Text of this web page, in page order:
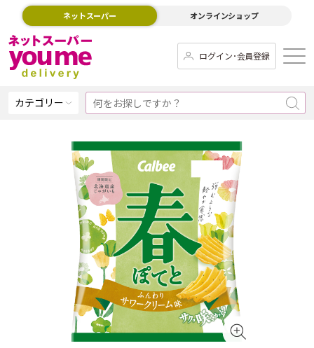
ネットスーパー オンラインショップ
ログイン･会員登録
カテゴリー